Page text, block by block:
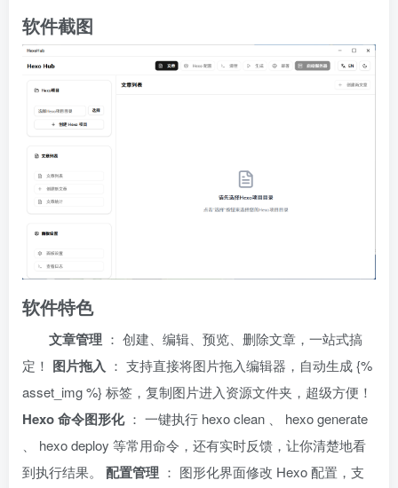
软件截图
软件特色
文章管理 ： 创建、编辑、预览、删除文章，一站式搞
定！ 图片拖入 ： 支持直接将图片拖入编辑器，自动生成 {%
asset_img %} 标签，复制图片进入资源文件夹，超级方便！
Hexo 命令图形化： 一键执行 hexo clean 、 hexo generate
、 hexo deploy 等常用命令，还有实时反馈，让你清楚地看
到执行结果。
配置管理 ： 图形化界面修改 Hexo 配置，支